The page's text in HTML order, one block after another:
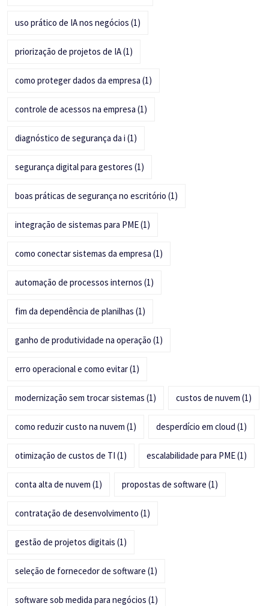
uso prático de IA nos negócios (1)
priorização de projetos de IA(1)
como proteger dados da empresa (1)
controle de acessos na empresa (1)
diagnóstico de segurança da i (1)
segurança digital para gestores (1)
boas práticas de segurança no escritório (1)
integração de sistemas para PME(1)
como conectar sistemas da empresa (1)
automação de processos internos (1)
fim da dependência de planilhas (1)
ganho de produtividade na operação (1)
erro operacional e como evitar(1)
modernização sem trocar sistemas (1) custos de nuvem (1)
como reduzir custo na nuvem (1) desperdício em cloud (1)
otimização de custos de TI (1) escalabilidade para PME(1)
conta alta de nuvem (1) propostas de software (1)
contratação de desenvolvimento (1)
gestão de projetos digitais (1)
seleção de fornecedor de software (1)
software sob medida para negócios (1)